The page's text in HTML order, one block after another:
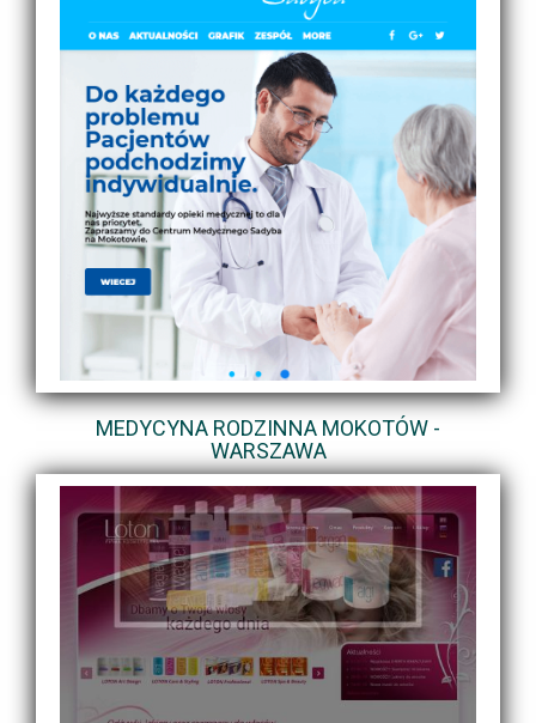
MEDYCYNA RODZINNA MOKOTÓW -
WARSZAWA